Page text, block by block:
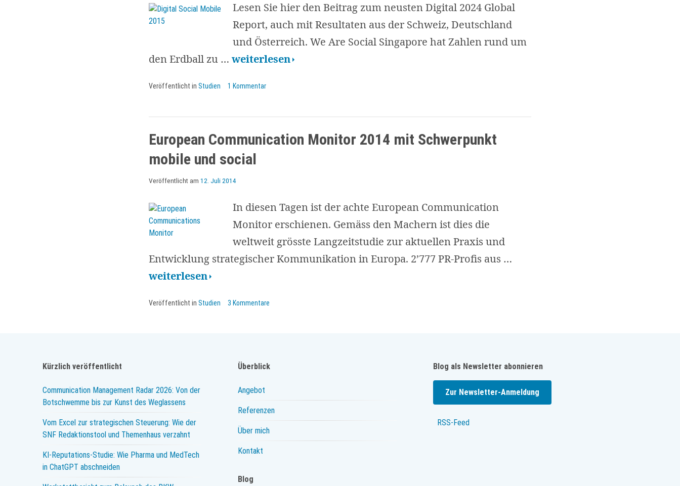
Internet,
Social
Media
Lesen Sie hier den Beitrag zum neusten Digital 2024 Global
Report, auch mit Resultaten aus der Schweiz, Deutschland
und Österreich. We Are Social Singapore hat Zahlen rund um
den Erdball zu … Digital,
&
Statistiken
aus
über
Ländern
weiterlesen
Veröffentlicht in Studien 1 Kommentar
European Communication Monitor 2014 mit Schwerpunkt
mobile und social
Veröffentlicht am 12. Juli 2014
In diesen Tagen ist der achte European Communication
Monitor erschienen. Gemäss den Machern ist dies die
weltweit grösste Langzeitstudie zur aktuellen Praxis und
Entwicklung strategischer Kommunikation in Europa. 2’777 PR-Profis aus …
European
Monitor
und
weiterlesen
Veröffentlicht in Studien 3 Kommentare
Kürzlich veröffentlicht
Communication Management Radar 2026: Von der
Botschwemme bis zur Kunst des Weglassens
Vom Excel zur strategischen Steuerung: Wie der
SNF Redaktionstool und Themenhaus verzahnt
KI-Reputations-Studie: Wie Pharma und MedTech
in ChatGPT abschneiden
Überblick
Angebot
Referenzen
Über mich
Kontakt
Blog
Blog als Newsletter abonnieren
Zur Newsletter-Anmeldung
RSS-Feed